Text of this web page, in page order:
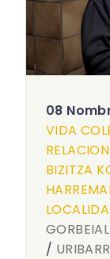
08
VIDA
BIZITZA
/